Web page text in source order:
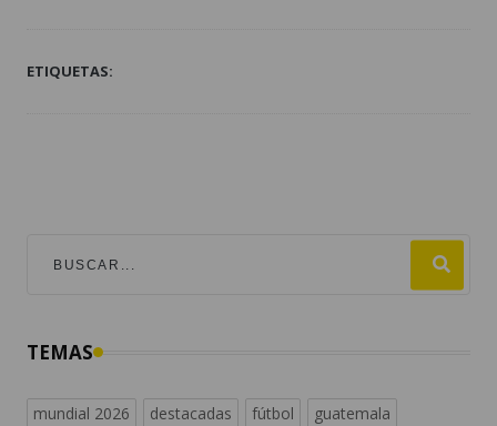
ETIQUETAS:
TEMAS
mundial 2026 destacadas fútbol
guatemala